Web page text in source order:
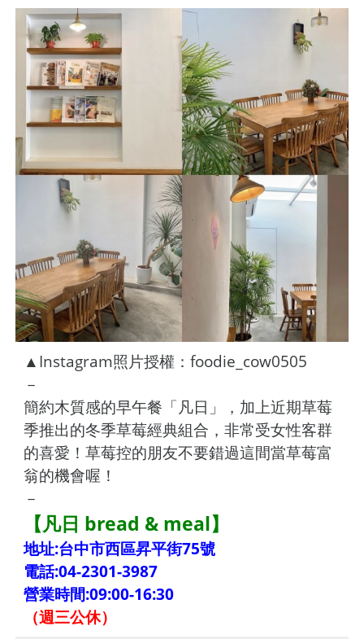
▲Instagram照片授權：foodie_cow0505
－
簡約木質感的早午餐「凡日」，加上近期草莓
季推出的冬季草莓經典組合，非常受女性客群
的喜愛！草莓控的朋友不要錯過這間當草莓富
翁的機會喔！
－
【凡日 bread & meal】
地址:台中市西區昇平街75號
電話:04-2301-3987
營業時間:09:00-16:30
（週三公休）